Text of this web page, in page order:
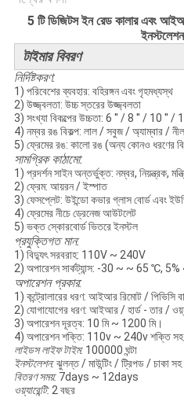
5 টি ডিজিটস ইন রেড কালার এবং
টাইমার বিবরণ
নির্দিষ্টকরণ:
1) পরিবেশের ব্যবহার: বহিরঙ্গন এবং গৃহমধ্যস্থ
2) উজ্জ্বলতা: উচ্চ স্তরের উজ্জ্বলতা
3) সংখ্যা বিকল্পের উচ্চতা: 6 '' / 8 '' /
4) নম্বর রঙ বিকল্প: লাল / সবুজ / অ্যাম্বার /
5) ফ্রেমের রঙ: কালো রঙ (অন্য কোনও ধরণের
সামগ্রিক কাঠামো:
1) প্রদর্শন সাইন অন্তর্ভুক্ত: নম্বর, নিয়ন্ত্রক,
2) ফ্রেম: আয়রন / ইস্পাত
3) ফেসপ্লেট: উইন্ডো কভার গ্লাস বোর্ড এবং
4) ফ্রেমের নীচে ড্রেনেজ আউটলেট
5) ভক্ত স্কোরবোর্ড ভিতরে ইনস্টল
প্রযুক্তিগত মান:
1) বিদ্যুৎ সরবরাহ: 110V ~ 240V
2) অপারেশন সার্কট্যান্স: -30 ~ ~ 65 ℃,
অপারেশন প্রকার:
1) কন্ট্রোলারের ধরণ: আইআর রিমোট / পিভিসি
2) যোগাযোগের ধরণ: আইআর / হার্ড - তার /
3) অপারেশন দূরত্ব: 10 মি ~ 1200 মি।
4) অপারেশন শক্তি: 110v ~ 240v শক্তি সহ
লাইডস লাইফ টাইম:100000 ঘন্টা
ইনস্টলেশন:ঝুলন্ত / মাউন্টিং / ট্রিপড / চাকা
বিতরণ সময়:7days ~ 12days
ওয়্যারেন্টি:2 বছর